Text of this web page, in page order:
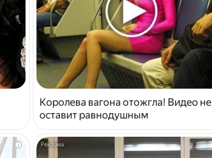
Королева вагона отожгла! Видео не
оставит равнодушным
i